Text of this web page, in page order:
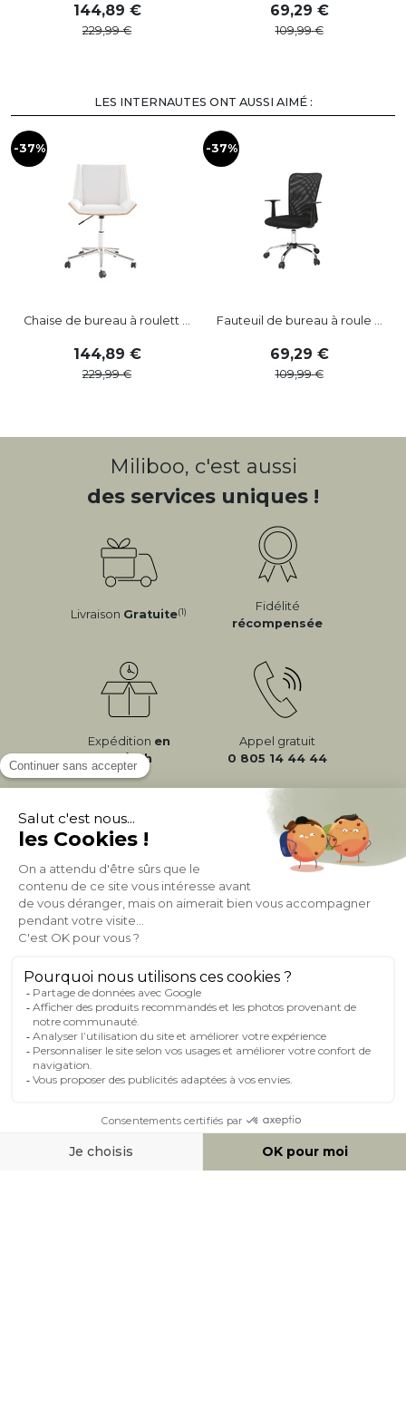
144,89
229,99
69,29
109,99
LES INTERNAUTES ONT AUSSI AIMÉ :
-37%
Chaise de bureau à roulett ...
144,89
229,99
-37%
Fauteuil de bureau à roule ...
69,29
109,99
Miliboo, c'est aussi
des services uniques !
Livraison Gratuite(1)
Fidélité
récompensée
Expédition en
24/72h
Appel gratuit
0 805 14 44 44
À PROPOS DE MILIBOO
AIDE & CONTACT